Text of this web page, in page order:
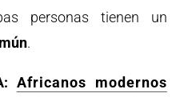
personas tienen un
.
Africanos modernos